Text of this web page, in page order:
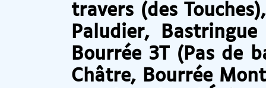
travers (des
Paludier,
Bourrée 3T (Pas de
Châtre, Bourrée